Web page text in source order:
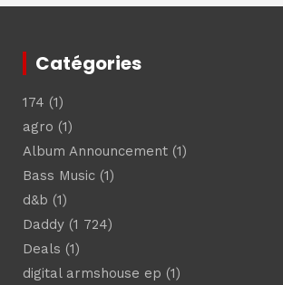
Catégories
174 (1)
agro (1)
Album Announcement(1)
Bass Music(1)
d&b (1)
Daddy(1 724)
Deals (1)
digital armshouse ep (1)